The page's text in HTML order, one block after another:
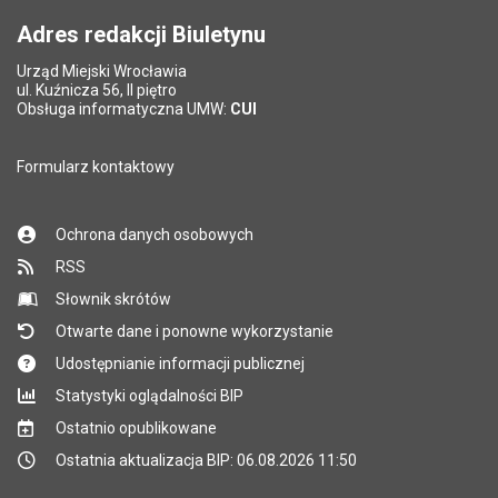
*
Pole wymagane
Adres redakcji Biuletynu
Urząd Miejski Wrocławia
ul. Kuźnicza 56, II piętro
Obsługa informatyczna UMW: CUI
Formularz kontaktowy
Ochrona danych osobowych
RSS
Słownik skrótów
Otwarte dane i ponowne wykorzystanie
Udostępnianie informacji publicznej
Statystyki oglądalności BIP
Ostatnio opublikowane
Ostatnia aktualizacja BIP: 06.08.2026 11:50